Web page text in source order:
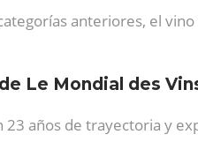
anteriores, el
Le Mondial des
23 años de trayectoria y